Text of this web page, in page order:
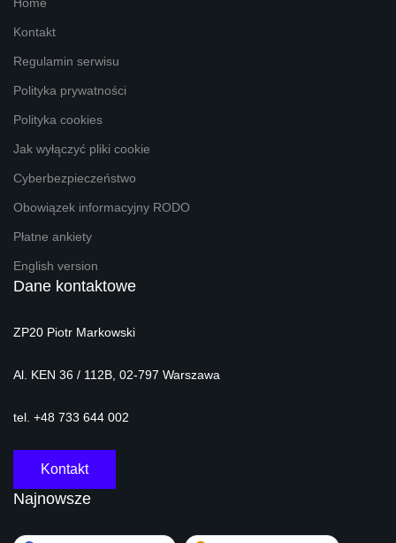
Home
Kontakt
Regulamin serwisu
Polityka prywatności
Polityka cookies
Jak wyłączyć pliki cookie
Cyberbezpieczeństwo
Obowiązek informacyjny RODO
Płatne ankiety
English version
Dane kontaktowe
ZP20 Piotr Markowski
Al. KEN 36 / 112B, 02-797 Warszawa
tel. +48 733 644 002
Kontakt
Najnowsze